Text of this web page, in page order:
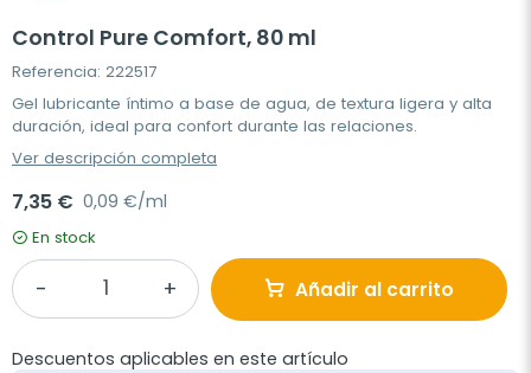
Control Pure Comfort, 80 ml
Referencia: 222517
Gel lubricante íntimo a base de agua, de textura ligera y alta
duración, ideal para confort durante las relaciones.
Ver descripción completa
7,35 € 0,09 €/ml
En stock
Añadir al carrito
Descuentos aplicables en este artículo